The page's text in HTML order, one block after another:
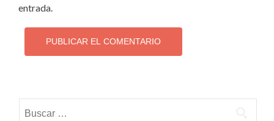
entrada.